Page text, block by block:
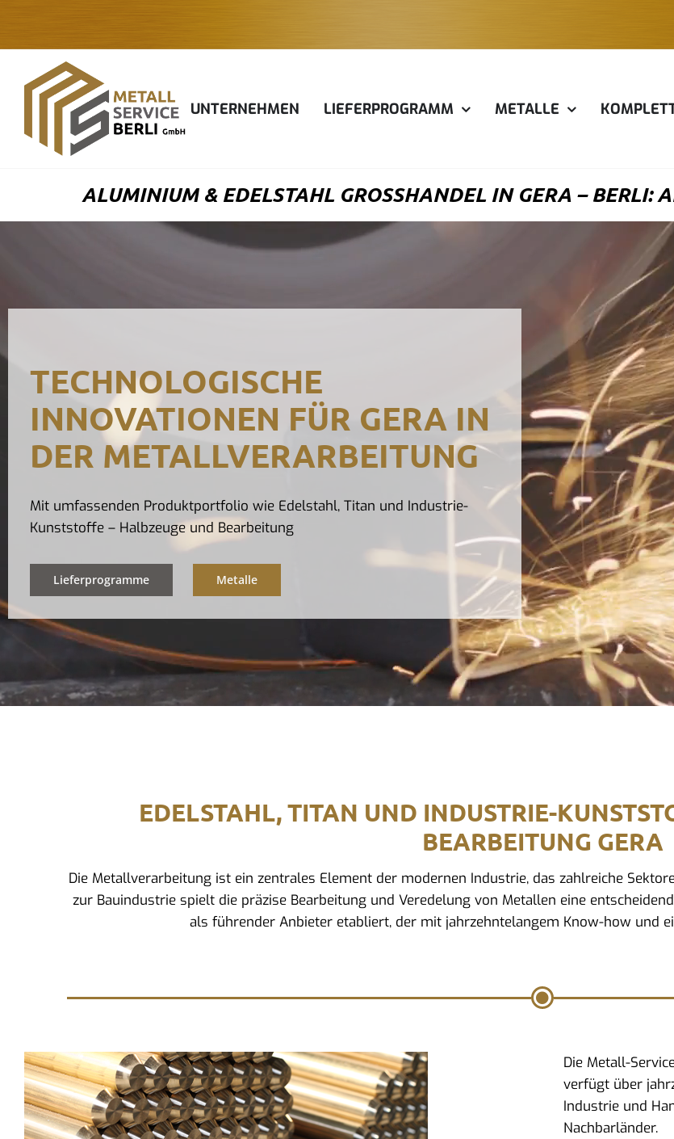
springen
UNTERNEHMEN LIEFERPROGRAMM METALLE
ALUMINIUM & EDELSTAHL GROSSHANDEL IN GERA – BERLI:
TECHNOLOGISCHE
INNOVATIONEN FÜR GERA IN
DER METALLVERARBEITUNG
Mit umfassenden Produktportfolio wie Edelstahl, Titan und Industrie-
Kunststoffe – Halbzeuge und Bearbeitung
Lieferprogramme Metalle
EDELSTAHL, TITAN UND INDUSTRIE-
BEARBEITUNG GERA
Die Metallverarbeitung ist ein zentrales Element der modernen Industrie, das zahlreiche
zur Bauindustrie spielt die präzise Bearbeitung und Veredelung von Metallen eine
als führender Anbieter etabliert, der mit jahrzehntelangem Know-how und
Die Metall-
verfügt über
Industrie und
Nachbarländer.